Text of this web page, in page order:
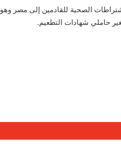
الصحية للقادمين إلى مصر وهو